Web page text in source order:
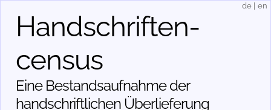
Handschriften­
census
Eine Bestandsaufnahme der
handschriftlichen Über­lieferung
de en